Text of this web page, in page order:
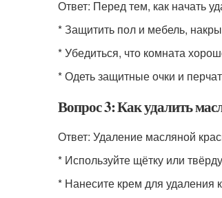
Ответ: Перед тем, как начать
* Защитить пол и мебель,
* Убедиться, что комната
* Одеть защитные очки и
Вопрос 3: Как удалить
Ответ: Удаление масляной
* Используйте щётку или
* Нанесите крем для удаления